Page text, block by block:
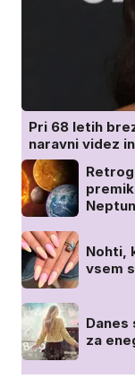
Pri 68 letih
naravni videz
Nohti,
vsem
za